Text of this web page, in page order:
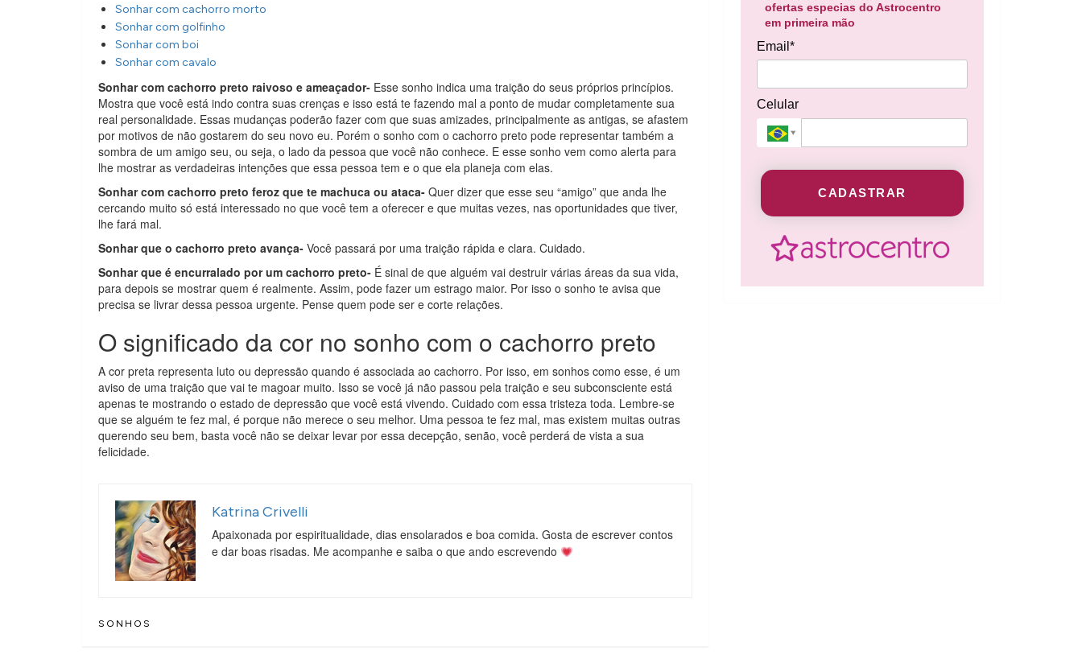
Sonhar com cachorro morto
Sonhar com golfinho
Sonhar com boi
Sonhar com cavalo
Sonhar com cachorro preto raivoso e ameaçador- Esse sonho indica uma traição do seus próprios princípios.
Mostra que você está indo contra suas crenças e isso está te fazendo mal a ponto de mudar completamente sua
real personalidade. Essas mudanças poderão fazer com que suas amizades, principalmente as antigas, se afastem
por motivos de não gostarem do seu novo eu. Porém o sonho com o cachorro preto pode representar também a
sombra de um amigo seu, ou seja, o lado da pessoa que você não conhece. E esse sonho vem como alerta para
lhe mostrar as verdadeiras intenções que essa pessoa tem e o que ela planeja com elas.
Sonhar com cachorro preto feroz que te machuca ou ataca- Quer dizer que esse seu “amigo” que anda lhe
cercando muito só está interessado no que você tem a oferecer e que muitas vezes, nas oportunidades que tiver,
lhe fará mal.
Sonhar que o cachorro preto avança- Você passará por uma traição rápida e clara. Cuidado.
Sonhar que é encurralado por um cachorro preto- É sinal de que alguém vai destruir várias áreas da sua vida,
para depois se mostrar quem é realmente. Assim, pode fazer um estrago maior. Por isso o sonho te avisa que
precisa se livrar dessa pessoa urgente. Pense quem pode ser e corte relações.
O significado da cor no sonho com o cachorro preto
A cor preta representa luto ou depressão quando é associada ao cachorro. Por isso, em sonhos como esse, é um
aviso de uma traição que vai te magoar muito. Isso se você já não passou pela traição e seu subconsciente está
apenas te mostrando o estado de depressão que você está vivendo. Cuidado com essa tristeza toda. Lembre-se
que se alguém te fez mal, é porque não merece o seu melhor. Uma pessoa te fez mal, mas existem muitas outras
querendo seu bem, basta você não se deixar levar por essa decepção, senão, você perderá de vista a sua
felicidade.
Katrina Crivelli
Apaixonada por espiritualidade, dias ensolarados e boa comida. Gosta de escrever contos
e dar boas risadas. Me acompanhe e saiba o que ando escrevendo
SONHOS
ofertas especias do Astrocentro
em primeira mão
Email*
Celular
CADASTRAR